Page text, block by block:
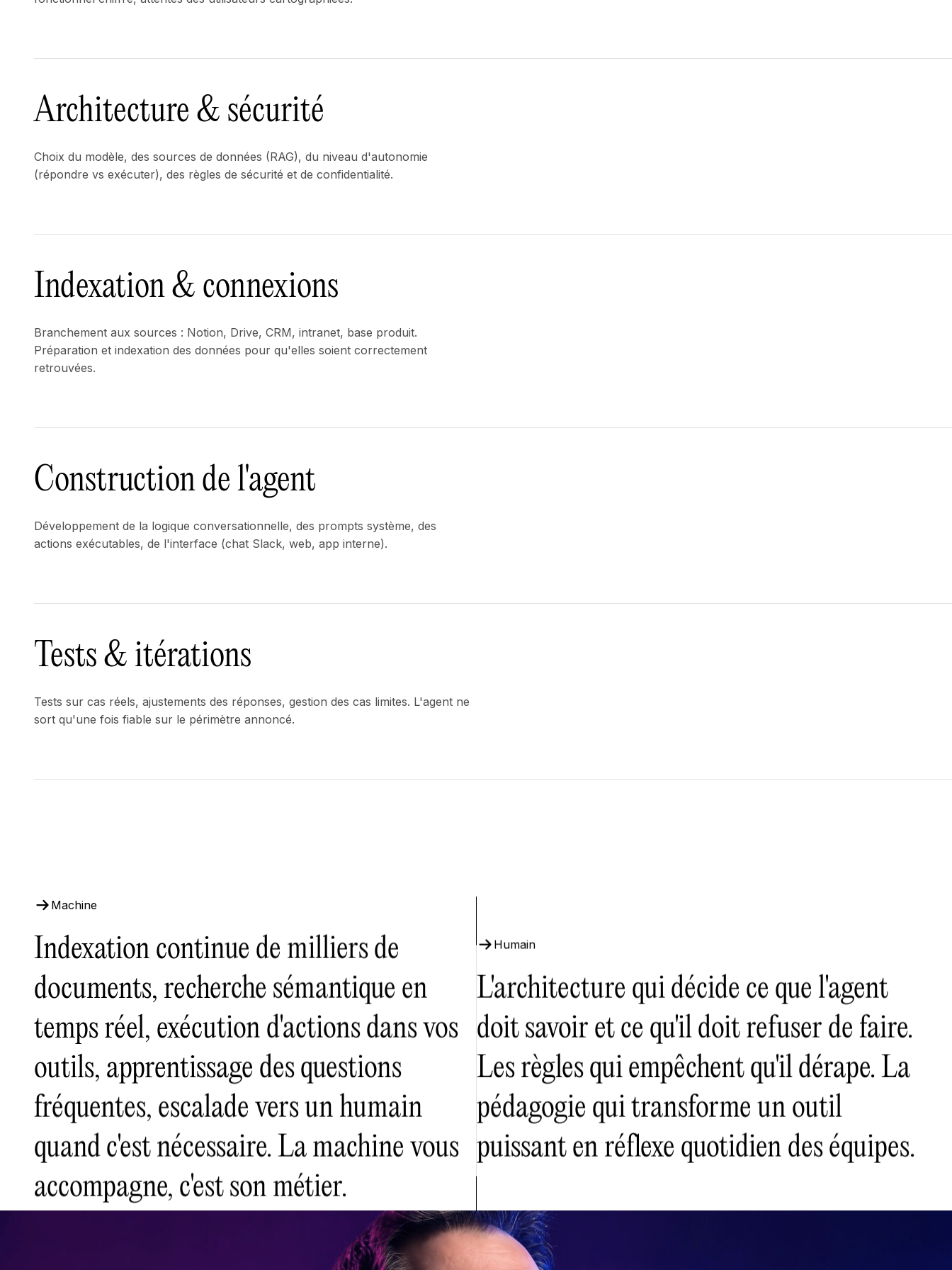
Architecture & sécurité
Choix du modèle, des sources de données (RAG), du niveau d'autonomie
(répondre vs exécuter), des règles de sécurité et de confidentialité.
Indexation & connexions
Branchement aux sources : Notion, Drive, CRM, intranet, base produit.
Préparation et indexation des données pour qu'elles soient correctement
retrouvées.
Construction de l'agent
Développement de la logique conversationnelle, des prompts système, des
actions exécutables, de l'interface (chat Slack, web, app interne).
Tests & itérations
Tests sur cas réels, ajustements des réponses, gestion des cas limites. L'agent ne
sort qu'une fois fiable sur le périmètre annoncé.
Machine
Indexation continue de milliers de
documents, recherche sémantique en
temps réel, exécution d'actions dans vos
outils, apprentissage des questions
fréquentes, escalade vers un humain
quand c'est nécessaire. La machine vous
accompagne, c'est son métier.
Humain
L'architecture qui décide ce que l'agent
doit savoir et ce qu'il doit refuser de faire.
Les règles qui empêchent qu'il dérape. La
pédagogie qui transforme un outil
puissant en réflexe quotidien des équipes.